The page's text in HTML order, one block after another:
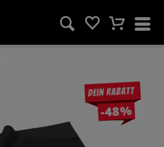
Dein Rabatt
-48%